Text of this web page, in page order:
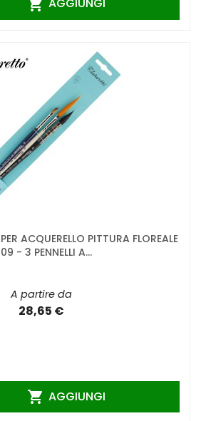
 AGGIUNGI
ACQUERELLO PITTURA FLOREALE
- 3 PENNELLI A...
A partire da
28,65 €
 AGGIUNGI